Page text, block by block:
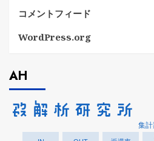
コメントフィード
WordPress.org
AH